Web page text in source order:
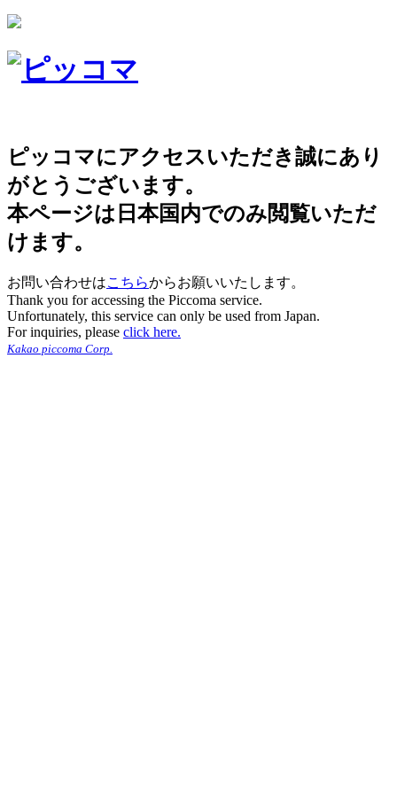
ピッコマにアクセスいただき誠にあり
がとうございます。
本ページは日本国内でのみ閲覧いただ
けます。
お問い合わせはこちらからお願いいたします。
Thank you for accessing the Piccoma service.
Unfortunately, this service can only be used from Japan.
For inquiries, please click here.
Kakao piccoma Corp.